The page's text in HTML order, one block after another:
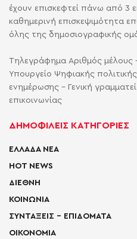
έχουν επισκεφτεί πάνω από 3
καθημερινή επισκεψιμότητα
όλης της δημοσιογραφικής
Τηλεγράφημα Αριθμός μέλους
Υπουργείο Ψηφιακής
ενημέρωσης - Γενική
επικοινωνίας
ΔΗΜΟΦΙΛΕΙΣ ΚΑΤΗΓΟΡΙΕΣ
ΕΛΛΑΔΑ ΝΕΑ
HOT NEWS
ΔΙΕΘΝΗ
ΚΟΙΝΩΝΙΑ
ΣΥΝΤΑΞΕΙΣ – ΕΠΙΔΟΜΑΤΑ
ΟΙΚΟΝΟΜΙΑ